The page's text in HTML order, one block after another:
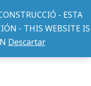
- ESTA
- THIS WEBSITE IS
Descartar